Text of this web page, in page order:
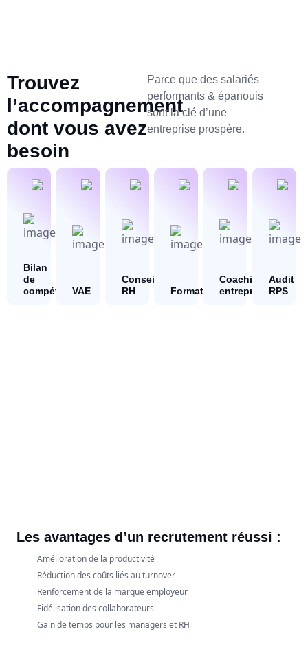
Trouvez
l’accompagnement
dont vous avez
besoin
Parce que des salariés
performants & épanouis
sont la clé d’une
entreprise prospère.
Bilan
de
compétences
VAE
Conseil
RH
Formation
Coaching
entreprise
Audit
RPS
Les avantages d’un recrutement réussi :
Amélioration de la productivité
Réduction des coûts liés au turnover
Renforcement de la marque employeur
Fidélisation des collaborateurs
Gain de temps pour les managers et RH